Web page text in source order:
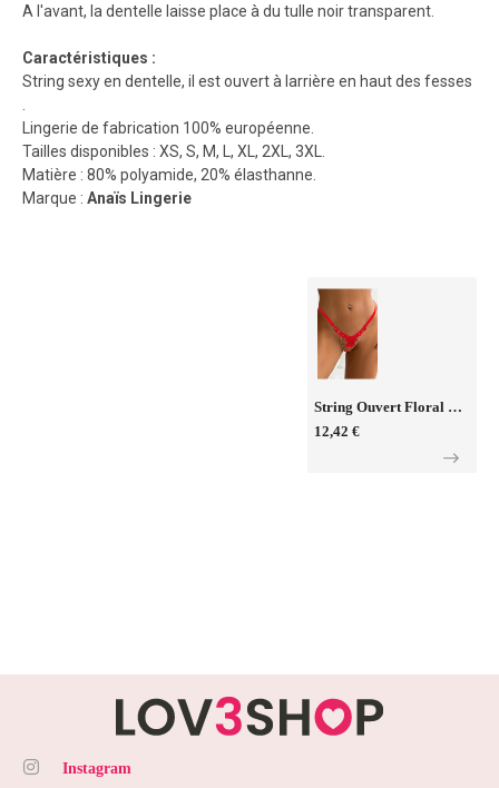
A l'avant, la dentelle laisse place à du tulle noir transparent.
Caractéristiques :
String sexy en dentelle, il est ouvert à larrière en haut des fesses
Lingerie de fabrication 100% européenne.
Tailles disponibles : XS, S, M, L, XL, 2XL, 3XL.
Matière : 80% polyamide, 20% élasthanne.
Marque : Anaïs Lingerie
String Ouvert Floral Rouge - Litolu Lingerie
12,42 €
Instagram